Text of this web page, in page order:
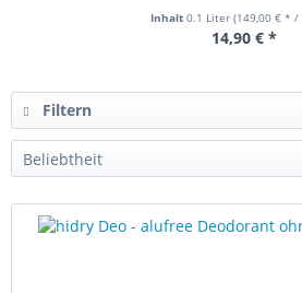
Inhalt 0.1 Liter (149,00 € * /
14,90 € *
Filtern